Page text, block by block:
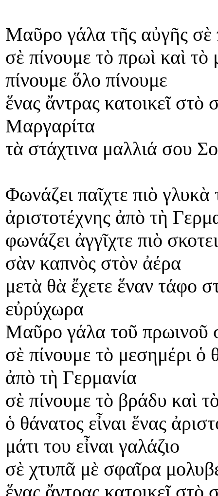
Μαῦρο γάλα τῆς αὐγῆς σὲ
σὲ πίνουμε τὸ πρωὶ καὶ
πίνουμε ὅλο πίνουμε
ἕνας ἄντρας κατοικεῖ στὸ
Μαργαρίτα
τὰ στάχτινα μαλλιά σου
Φωνάζει παῖχτε πιὸ γλυκὰ
ἀριστοτέχνης ἀπὸ τὴ
φωνάζει ἀγγῖχτε πιὸ
σὰν καπνὸς στὸν ἀέρα
μετὰ θὰ ἔχετε ἕναν τάφο
εὐρύχωρα
Μαῦρο γάλα τοῦ πρωινοῦ
σὲ πίνουμε τὸ μεσημέρι ὁ
ἀπὸ τὴ Γερμανία
σὲ πίνουμε τὸ βράδυ καὶ
ὁ θάνατος εἶναι ἕνας
μάτι του εἶναι γαλάζιο
σὲ χτυπᾶ μὲ σφαῖρα